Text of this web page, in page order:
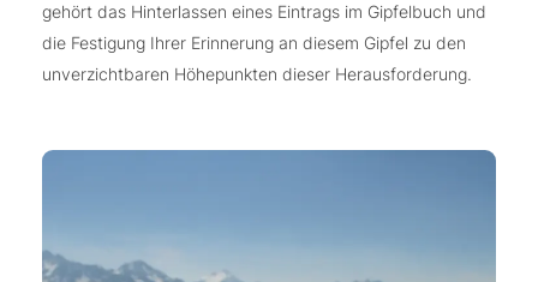
gehört das Hinterlassen eines Eintrags im Gipfelbuch und
die Festigung Ihrer Erinnerung an diesem Gipfel zu den
unverzichtbaren Höhepunkten dieser Herausforderung.